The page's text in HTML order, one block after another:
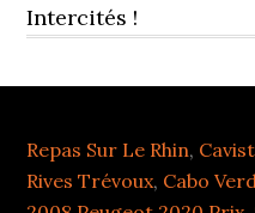
Repas Sur Le Rhin,
Rives Trévoux, Cabo